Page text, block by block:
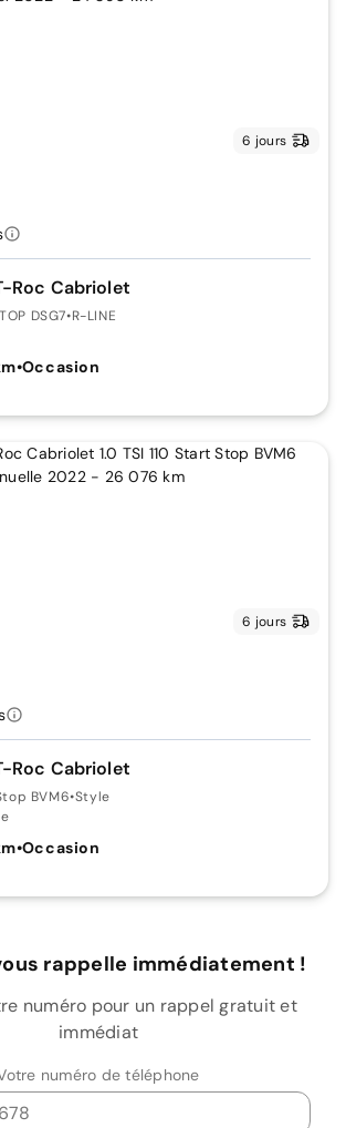
6 jours
Roc Cabriolet
DSG7•R-LINE
•Occasion
6 jours
Roc Cabriolet
BVM6•Style
•Occasion
rappelle immédiatement !
numéro pour un rappel gratuit et
immédiat
numéro de téléphone